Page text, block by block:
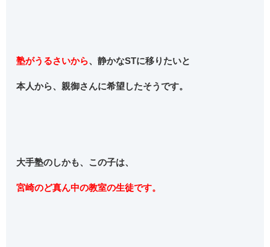
塾がうるさいから、静かなSTに移りたいと
本人から、親御さんに希望したそうです。
大手塾のしかも、この子は、
宮崎のど真ん中の教室の生徒です。